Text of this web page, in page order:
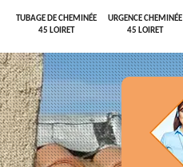
TUBAGE DE CHEMINÉE
45 LOIRET
URGENCE CHEMINÉE
45 LOIRET